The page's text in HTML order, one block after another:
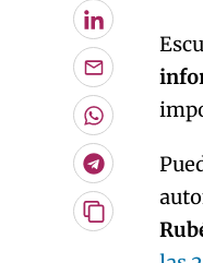
LinkedIn
Enviar
por
Email
Whatsapp
Telegram
Copiar